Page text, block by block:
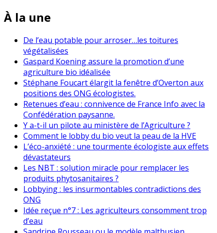
À la une
De l’eau potable pour arroser…les toitures
végétalisées
Gaspard Koening assure la promotion d’une
agriculture bio idéalisée
Stéphane Foucart élargit la fenêtre d’Overton aux
positions des ONG écologistes.
Retenues d’eau : connivence de France Info avec la
Confédération paysanne.
Y a-t-il un pilote au ministère de l’Agriculture ?
Comment le lobby du bio veut la peau de la HVE
L’éco-anxiété : une tourmente écologiste aux effets
dévastateurs
Les NBT : solution miracle pour remplacer les
produits phytosanitaires ?
Lobbying : les insurmontables contradictions des
ONG
Idée reçue n°7 : Les agriculteurs consomment trop
d’eau